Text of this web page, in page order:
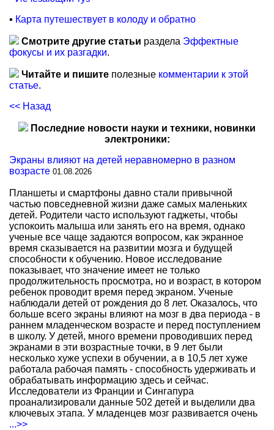
▪ Карта путешествует в колоду и обратно
Смотрите другие статьи раздела Эффектные
фокусы и их разгадки.
Читайте и пишите полезные комментарии к этой
статье.
<< Назад
Последние новости науки и техники, новинки
электроники:
Экраны влияют на детей неравномерно в разном
возрасте 01.08.2026
Планшеты и смартфоны давно стали привычной
частью повседневной жизни даже самых маленьких
детей. Родители часто используют гаджеты, чтобы
успокоить малыша или занять его на время, однако
ученые все чаще задаются вопросом, как экранное
время сказывается на развитии мозга и будущей
способности к обучению. Новое исследование
показывает, что значение имеет не только
продолжительность просмотра, но и возраст, в котором
ребенок проводит время перед экраном. Ученые
наблюдали детей от рождения до 8 лет. Оказалось, что
больше всего экраны влияют на мозг в два периода - в
раннем младенческом возрасте и перед поступлением
в школу. У детей, много времени проводивших перед
экранами в эти возрастные точки, в 9 лет были
несколько хуже успехи в обучении, а в 10,5 лет хуже
работала рабочая память - способность удерживать и
обрабатывать информацию здесь и сейчас.
Исследователи из Франции и Сингапура
проанализировали данные 502 детей и выделили два
ключевых этапа. У младенцев мозг развивается очень
...>>